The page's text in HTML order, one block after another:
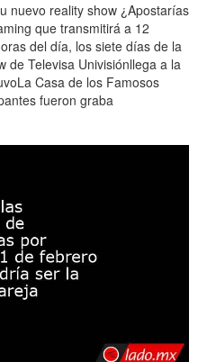
nuevo reality show ¿Apostarías
que transmitirá a 12
del día, los siete días de la
de Televisa Univisiónllega a la
Casa de los Famosos
fueron graba